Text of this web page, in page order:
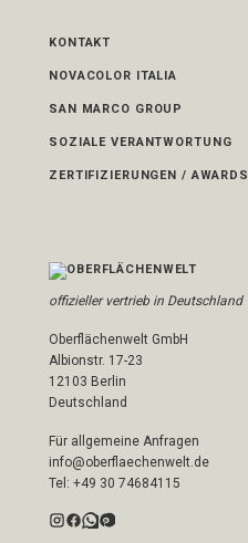
KONTAKT
NOVACOLOR ITALIA
SAN MARCO GROUP
SOZIALE VERANTWORTUNG
ZERTIFIZIERUNGEN / AWARDS
offizieller vertrieb in Deutschland
Oberflächenwelt GmbH
Albionstr. 17-23
12103 Berlin
Deutschland
Für allgemeine Anfragen
info@oberflaechenwelt.de
Tel: +49 30 74684115